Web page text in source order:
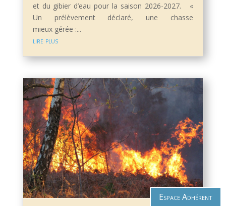
et du gibier d’eau pour la saison 2026-2027. «
Un prélèvement déclaré, une chasse
mieux gérée :...
lire plus
Espace Adhérent